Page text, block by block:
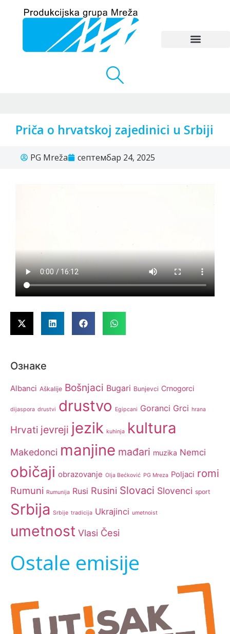
Priča o hrvatskoj zajedinici u Srbiji
PG Mreža септембар 24, 2025
Ознаке
Albanci Aškalije Bošnjaci Bugari Bunjevci Crnogorci
dijaspora drustvi drustvo Egipcani Goranci Grci hrana
Hrvati jevreji jezik kuhinja kultura
Makedonci manjine mađari muzika Nemci
običaji obrazovanje Olja Bećković PG Mreza Poljaci romi
Rumuni Rumunija Rusi Rusini Slovaci Slovenci sport
Srbija Srbije tradicija Ukrajinci umetnoist
umetnost Vlasi Česi
Ostale emisije